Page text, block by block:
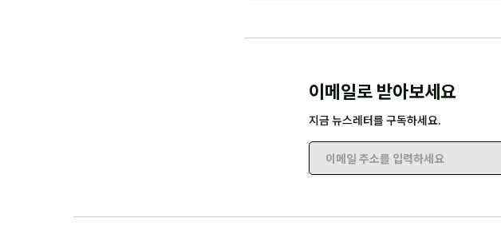
이메일로 받아보세요
지금 뉴스레터를 구독하세요.
이메일 주소를 입력하세요